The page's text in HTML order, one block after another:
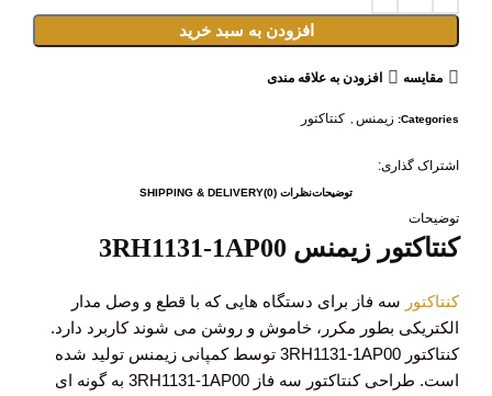
افزودن به سبد خرید
مقايسه افزودن به علاقه مندی
Categories: زیمنس کنتاکتور
اشتراک گذاری:
توضیحاتنظرات (0) SHIPPING & DELIVERY
توضیحات
کنتاکتور زیمنس 3RH1131-1AP00
کنتاکتور سه فاز برای دستگاه هایی که با قطع و وصل مدار
الکتریکی بطور مکرر، خاموش و روشن می شوند کاربرد دارد.
کنتاکتور 3RH1131-1AP00 توسط کمپانی زیمنس تولید شده
است. طراحی کنتاکتور سه فاز 3RH1131-1AP00 به گونه ای